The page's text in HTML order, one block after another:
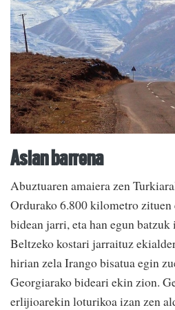
Asian barrena
Abuztuaren amaiera zen
Ordurako 6.800 kilometro
bidean jarri, eta han egun batzuk
Beltzeko kostari jarraituz
hirian zela Irango bisatua egin
Georgiarako bideari ekin zion.
erlijioarekin loturikoa izan zen